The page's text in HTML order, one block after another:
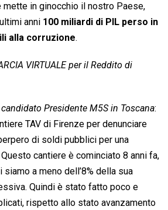
mette in ginocchio il nostro Paese,
anni 100 miliardi di PIL perso in
alla corruzione.
VIRTUALE per il Reddito di
Presidente M5S in Toscana:
TAV di Firenze per denunciare
di soldi pubblici per una
cantiere è cominciato 8 anni fa,
a meno dell’8% della sua
Quindi è stato fatto poco e
rispetto allo stato avanzamento